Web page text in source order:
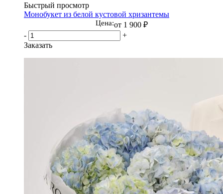
Быстрый просмотр
Монобукет из белой кустовой хризантемы
Цена:от 1 900 ₽
-
+
Заказать